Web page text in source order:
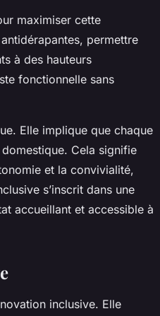
maximiser cette
permettre
à des hauteurs
fonctionnelle sans
Elle implique que chaque
Cela signifie
et la convivialité,
s’inscrit dans une
accueillant et accessible à
inclusive. Elle